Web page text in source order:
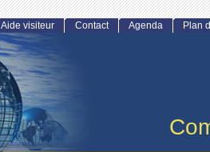
Aide visiteur Contact Agenda Plan